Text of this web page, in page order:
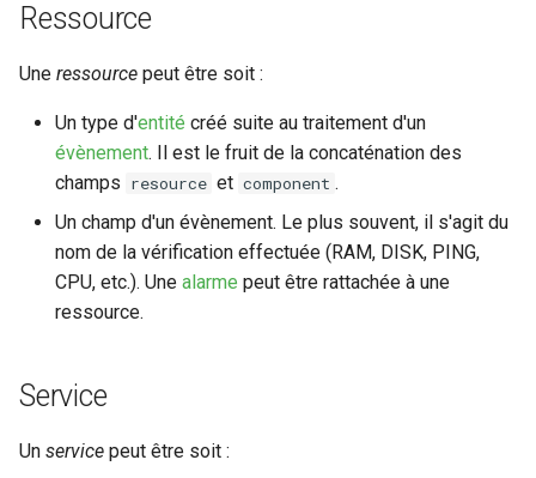
Ressource
Une ressource peut être soit :
Un type d'entité créé suite au traitement d'un
évènement. Il est le fruit de la concaténation des
champs resource et component .
Un champ d'un évènement. Le plus souvent, il s'agit du
nom de la vérification effectuée (RAM, DISK, PING,
CPU, etc.). Une alarme peut être rattachée à une
ressource.
Service
Un service peut être soit :